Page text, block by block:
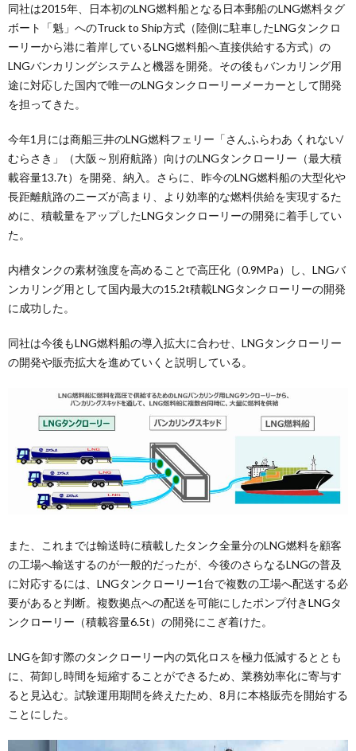
同社は2015年、日本初のLNG燃料船となる日本郵船のLNG燃料タグ
ボート「魁」へのTruck to Ship方式（陸側に駐車したLNGタンクロ
ーリーから港に着岸しているLNG燃料船へ直接供給する方式）の
LNGバンカリングシステムと機器を開発。その後もバンカリング用
途に対応した国内で唯一のLNGタンクローリーメーカーとして開発
を担ってきた。
今年1月には商船三井のLNG燃料フェリー「さんふらわあ くれない/
むらさき」（大阪～別府航路）向けのLNGタンクローリー（最大積
載容量13.7t）を開発、納入。さらに、昨今のLNG燃料船の大型化や
長距離航路のニーズが高まり、より効率的な燃料供給を実現するた
めに、積載量をアップしたLNGタンクローリーの開発に着手してい
た。
内槽タンクの素材強度を高めることで高圧化（0.9MPa）し、LNGバ
ンカリング用として国内最大の15.2t積載LNGタンクローリーの開発
に成功した。
同社は今後もLNG燃料船の導入拡大に合わせ、LNGタンクローリー
の開発や販売拡大を進めていくと説明している。
また、これまでは輸送時に積載したタンク全量分のLNG燃料を顧客
の工場へ輸送するのが一般的だったが、今後のさらなるLNGの普及
に対応するには、LNGタンクローリー1台で複数の工場へ配送する必
要があると判断。複数拠点への配送を可能にしたポンプ付きLNGタ
ンクローリー（積載容量6.5t）の開発にこぎ着けた。
LNGを卸す際のタンクローリー内の気化ロスを極力低減するととも
に、荷卸し時間を短縮することができるため、業務効率化に寄与す
ると見込む。試験運用期間を終えたため、8月に本格販売を開始する
ことにした。